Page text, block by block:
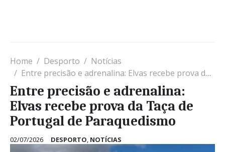
Home Desporto
Notícias
Entre precisão e adrenalina: Elvas recebe prova da Taça de Portugal de Paraquedismo
Entre precisão e adrenalina:
Elvas recebe prova da Taça de
Portugal de Paraquedismo
02/07/2026 DESPORTO, NOTÍCIAS